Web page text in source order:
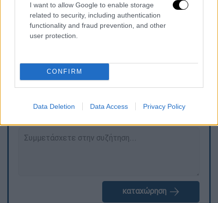
I want to allow Google to enable storage
related to security, including authentication
functionality and fraud prevention, and other
user protection.
CONFIRM
Data Deletion Data Access Privacy Policy
νομοθεσιών για τα όπλα και την ψηφιακή
διακυβέρνηση – ηλεκτρονικές επικοινωνίες,
οδηγήθηκε στην αρμόδια εισαγγελική Αρχή.
καταχώρηση